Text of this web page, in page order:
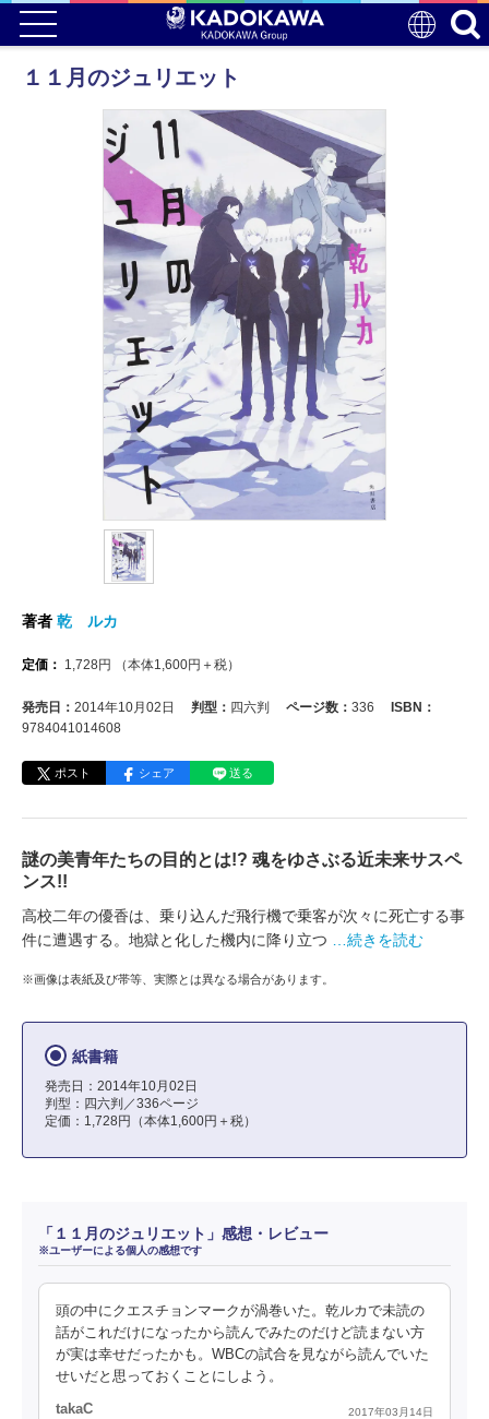
１１月のジュリエット
著者 乾 ルカ
定価： 1,728円 （本体1,600円＋税）
発売日： 2014年10月02日 判型： 四六判 ページ数： 336
ISBN：
9784041014608
ポスト シェア 送る
謎の美青年たちの目的とは!? 魂をゆさぶる近未来サスペ
ンス!!
高校二年の優香は、乗り込んだ飛行機で乗客が次々に死亡する事
件に遭遇する。地獄と化した機内に降り立つ
…続きを読む
※画像は表紙及び帯等、実際とは異なる場合があります。
紙書籍
発売日：2014年10月02日
判型：四六判／336ページ
定価：1,728円（本体1,600円＋税）
「１１月のジュリエット」感想・レビュー
※ユーザーによる個人の感想です
頭の中にクエスチョンマークが渦巻いた。乾ルカで未読の
話がこれだけになったから読んでみたのだけど読まない方
が実は幸せだったかも。WBCの試合を見ながら読んでいた
せいだと思っておくことにしよう。
takaC 2017年03月14日